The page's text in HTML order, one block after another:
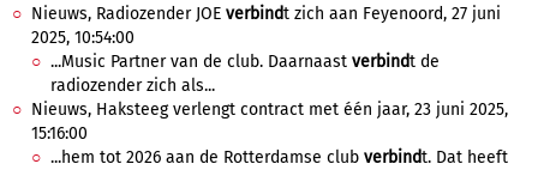
Nieuws, Radiozender JOE verbindt zich aan Feyenoord, 27 juni
2025, 10:54:00
...Music Partner van de club. Daarnaast verbindt de
radiozender zich als...
Nieuws, Haksteeg verlengt contract met één jaar, 23 juni 2025,
15:16:00
...hem tot 2026 aan de Rotterdamse club verbindt. Dat heeft